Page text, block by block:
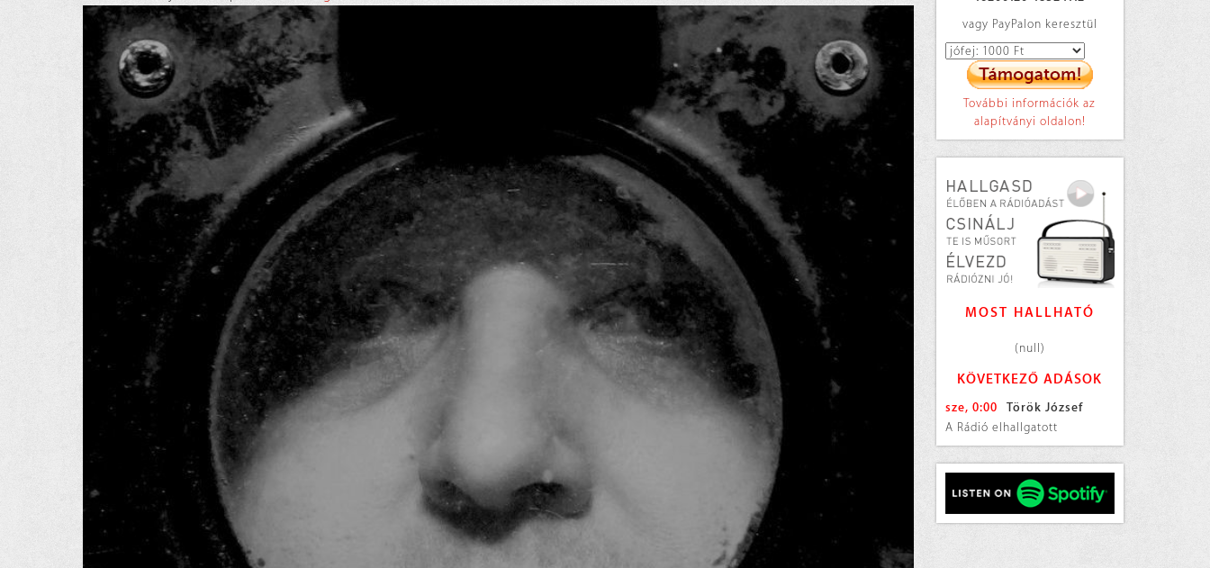
vagy PayPalon keresztül
További információk az
alapítványi oldalon!
MOST HALLHATÓ
(null)
KÖVETKEZŐ ADÁSOK
sze, 0:00
Török József
A Rádió elhallgatott